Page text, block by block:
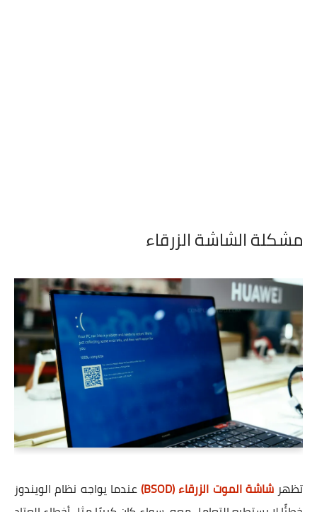
مشكلة الشاشة الزرقاء
تظهرشاشة الموت الزرقاء (BSOD)
عندما يواجه نظام الويندوز